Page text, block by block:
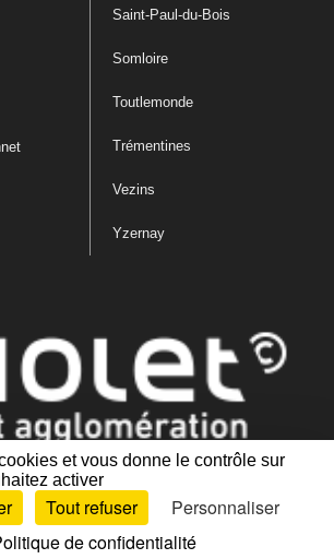
et vous donne le contrôle sur
activer
Tout refuser
Personnaliser
de confidentialité
Saint-Paul-du-Bois
Somloire
Toutlemonde
Trémentines
Vezins
Yzernay
de confidentialité
Accessibilité : partiellement conforme